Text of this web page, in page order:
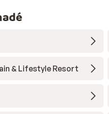
& Lifestyle Resort